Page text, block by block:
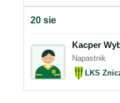
20 sie
Kacper
Napastnik
LKS